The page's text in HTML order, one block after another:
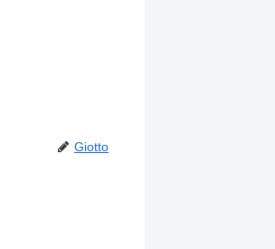
Giotto